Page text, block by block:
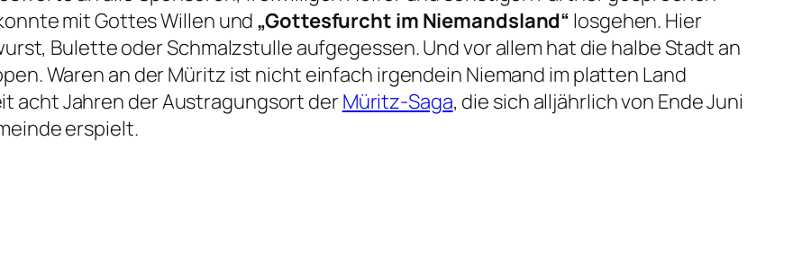
mit Gottes Willen und „Gottesfurcht im Niemandsland“ losgehen. Hier
Bulette oder Schmalzstulle aufgegessen. Und vor allem hat die halbe Stadt an
Waren an der Müritz ist nicht einfach irgendein Niemand im platten Land
acht Jahren der Austragungsort der Müritz-Saga, die sich alljährlich von Ende Juni
erspielt.